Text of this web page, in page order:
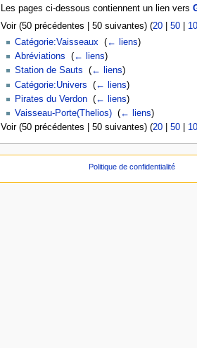
Les pages ci-dessous contiennent un lien vers
Voir (50 précédentes | 50 suivantes) (20| 50|
Catégorie:Vaisseaux
(← liens)
Abréviations
(← liens)
Station de Sauts
(← liens)
Catégorie:Univers
(← liens)
Pirates du Verdon‎ (← liens)
Vaisseau-Porte(Thelios)‎ (← liens)
Voir (50 précédentes | 50 suivantes) (20| 50|
Politique de confidentialité